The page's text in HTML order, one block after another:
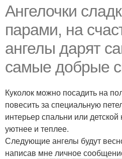
Ангелочки
парами, на
ангелы дарят
самые добрые
Куколок можно посадить на
повесить за специальную
интерьер спальни или
уютнее и теплее.
Следующие ангелы будут
написав мне личное